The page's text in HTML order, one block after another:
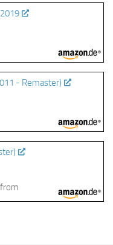
- Remaster)